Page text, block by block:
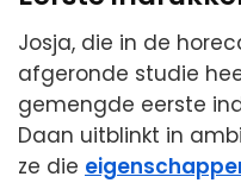
Josja, die in de
afgeronde studie
gemengde eerste
Daan uitblinkt in
ze die